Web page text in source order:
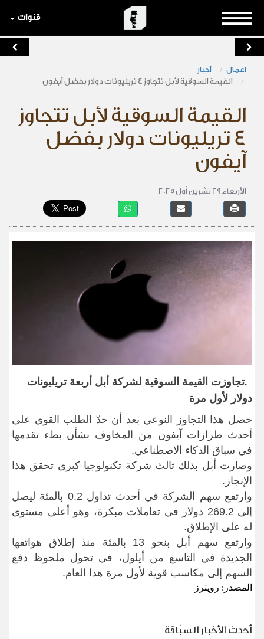
قنوات
اعمال
أخبار
القيمة السوقية لأبل تتجاوز 4 تريليونات دولار بفضل آيفون
القيمة السوقية لأبل تتجاوز
4 تريليونات دولار بفضل
آيفون
الأربعاء 29 تشرين أول 2025
.تجاوزت القيمة السوقية لشركة أبل أربعة تريليونات
دولار لأول مرة
حصل هذا التجاوز النوعي بعد أن حدّ الطلب القوي على
أحدث طرازات آيفون من المخاوف بشأن بطء تقدمها
في سباق الذكاء الاصطناعي.
وصارت أبل بذلك ثالث شركة تكنولوجيا كبرى تحقق هذا
الإنجاز .
وارتفع سهم الشركة في أحدث تداول 0.2 بالمئة ليصل
إلى 269.2 دولار في تعاملات مبكرة، وهو أعلى مستوى
له على الإطلاق.
وارتفع سهم أبل بنحو 13 بالمئة منذ إطلاق هواتفها
الجديدة في التاسع من أيلول، في تحول ملحوظ دفع
السهم إلى مكاسب قوية لأول مرة هذا العام.
المصدر: رويترز
أحدث الأخبار السبّاقة